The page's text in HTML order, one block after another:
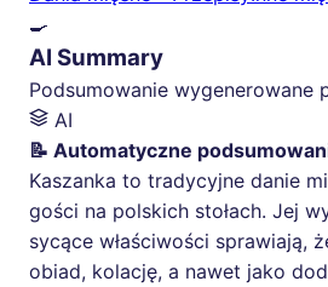
🍳
AI Summary
Podsumowanie wygenerowane
AI
📝 Automatyczne
Kaszanka to tradycyjne danie
gości na polskich stołach. Jej
sycące właściwości sprawiają,
obiad, kolację, a nawet jako